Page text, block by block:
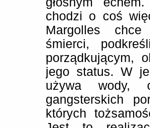
chodzi o coś
Margolles chce
śmierci,
porządkującym,
jego status. W
używa wody,
gangsterskich
których